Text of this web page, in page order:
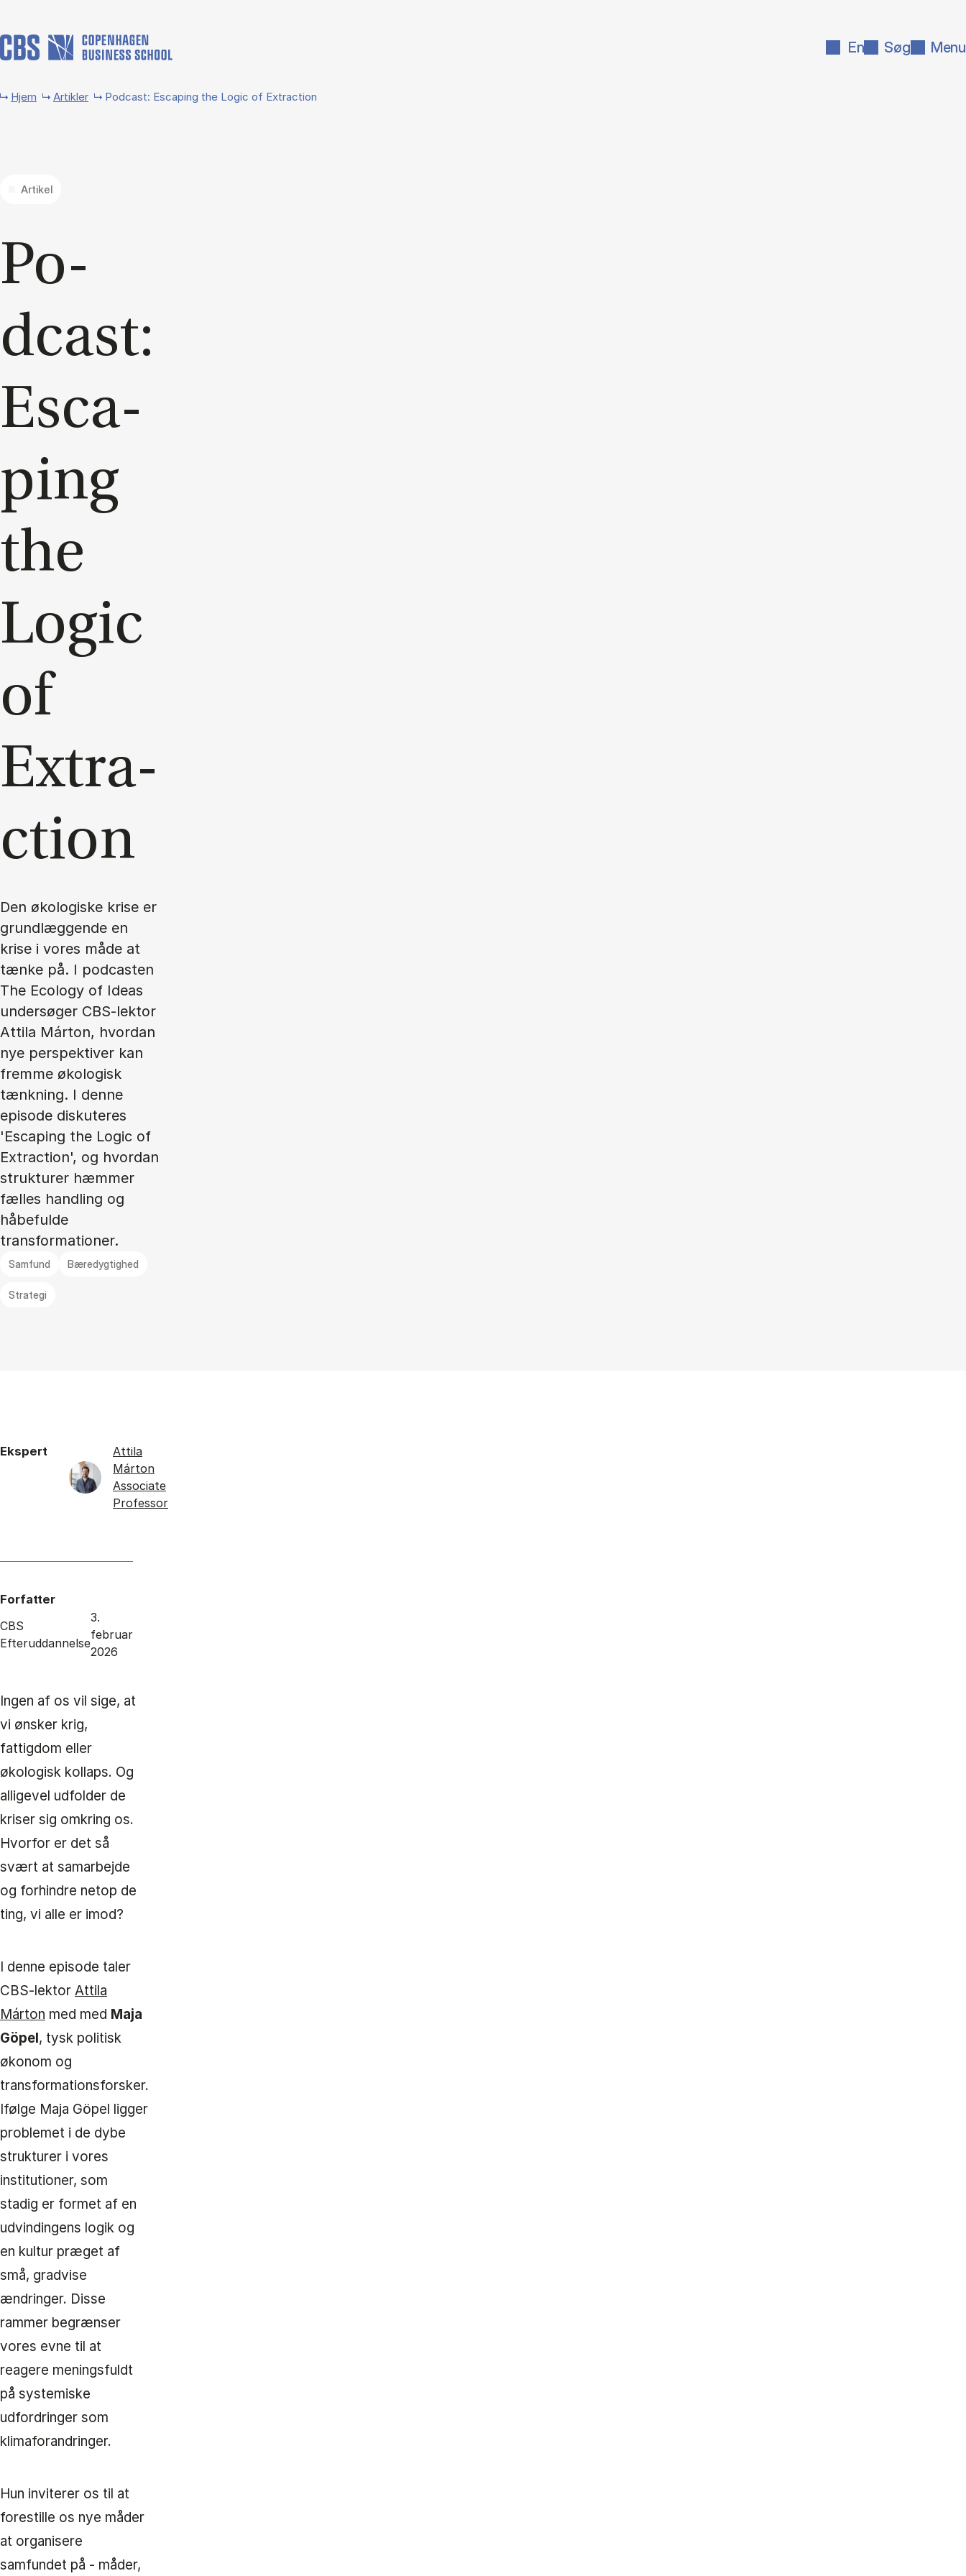
En Søg Menu
Hjem Artikler Podcast: Escaping the Logic of Extraction
Artikel
Po­
dcast:
Esca­
ping
the
Lo­gic
of
Extra­
ction
Den økologiske krise er
grundlæggende en
krise i vores måde at
tænke på. I podcasten
The Ecology of Ideas
undersøger CBS-lektor
Attila Márton, hvordan
nye perspektiver kan
fremme økologisk
tænkning. I denne
episode diskuteres
'Escaping the Logic of
Extraction', og hvordan
strukturer hæmmer
fælles handling og
håbefulde
transformationer.
Samfund Bæredygtighed
Strategi
Ekspert
Attila
Márton
Associate
Professor
Forfatter
CBS
Efteruddannelse
3.
februar
2026
Ingen af os vil sige, at
vi ønsker krig,
fattigdom eller
økologisk kollaps. Og
alligevel udfolder de
kriser sig omkring os.
Hvorfor er det så
svært at samarbejde
og forhindre netop de
ting, vi alle er imod?
I denne episode taler
CBS-lektor Attila
Márton med med Maja
Göpel, tysk politisk
økonom og
transformationsforsker.
Ifølge Maja Göpel ligger
problemet i de dybe
strukturer i vores
institutioner, som
stadig er formet af en
udvindingens logik og
en kultur præget af
små, gradvise
ændringer. Disse
rammer begrænser
vores evne til at
reagere meningsfuldt
på systemiske
udfordringer som
klimaforandringer.
Hun inviterer os til at
forestille os nye måder
at organisere
samfundet på - måder,